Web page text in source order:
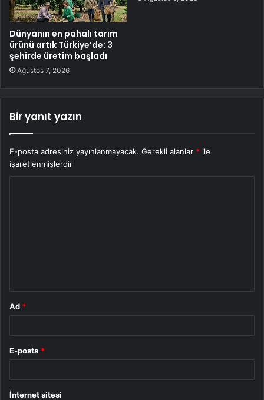
Dünyanın en pahalı tarım
ürünü artık Türkiye’de: 3
şehirde üretim başladı
Ağustos 7, 2026
Bir yanıt yazın
E-posta adresiniz yayınlanmayacak. Gerekli alanlar * ile
işaretlenmişlerdir
Ad *
E-posta *
İnternet sitesi